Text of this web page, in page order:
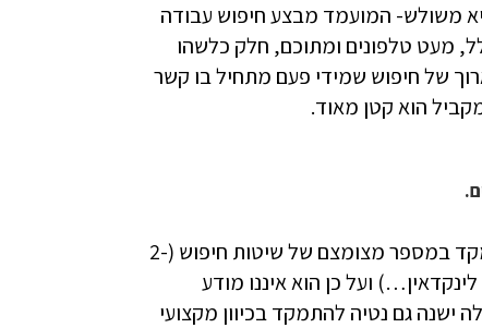
משולש- המועמד מבצע חיפוש עבודה
מעט טלפונים ומתוכם, חלק כלשהו
של חיפוש שמידי פעם מתחיל בו קשר
הוא קטן מאוד.
ברוב המקרים בחיפוש עבודה בשיטת המשולש המחפש מתמקד במספר מצומצם של שיטות חיפוש (2-
ועל כן הוא איננו מודע
גם נטיה להתמקד בכיוון מקצועי